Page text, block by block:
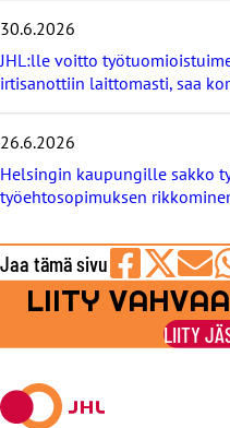
30.6.2026
JHL:lle voitto
irtisanottiin laittomasti, saa
26.6.2026
Helsingin kaupungille sakko
työehtosopimuksen
Jaa tämä sivu
Jaa
Facebookissa
Jaa
X:ssä
Jaa
LIITY
LIITY